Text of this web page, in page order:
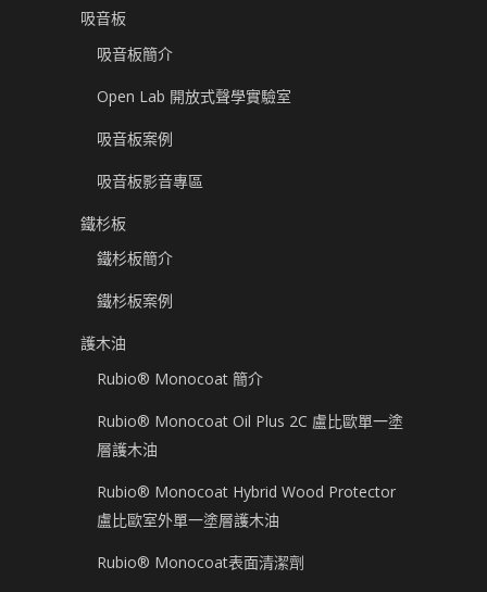
吸音板
吸音板簡介
Open Lab 開放式聲學實驗室
吸音板案例
吸音板影音專區
鐵杉板
鐵杉板簡介
鐵杉板案例
護木油
Rubio® Monocoat 簡介
Rubio® Monocoat Oil Plus 2C 盧比歐單一塗
層護木油
Rubio® Monocoat Hybrid Wood Protector
盧比歐室外單一塗層護木油
Rubio® Monocoat表面清潔劑